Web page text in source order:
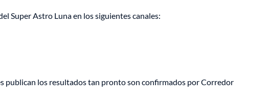
Super Astro Luna en los siguientes canales:
publican los resultados tan pronto son confirmados por Corredor